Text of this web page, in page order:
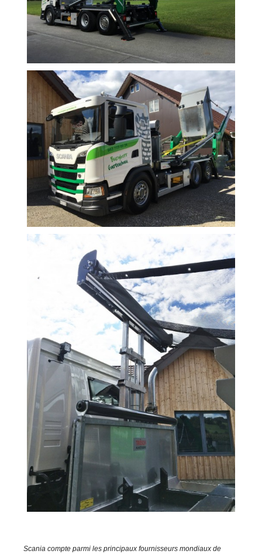
Scania compte parmi les principaux fournisseurs mondiaux de